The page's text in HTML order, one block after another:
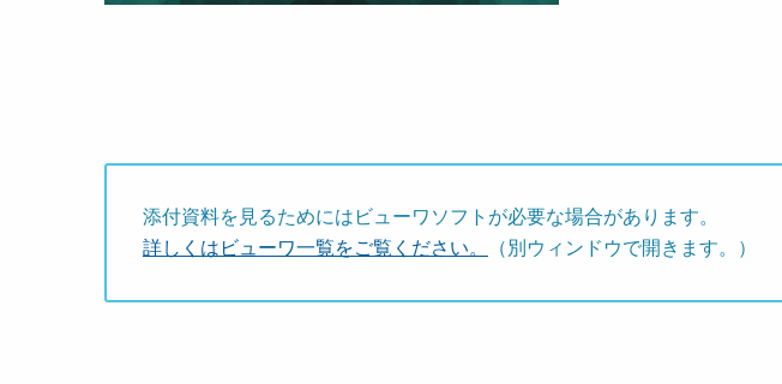
添付資料を見るためにはビューワソフトが必要な場合があります。
詳しくはビューワ一覧をご覧ください。
（別ウィンドウで開きます。）